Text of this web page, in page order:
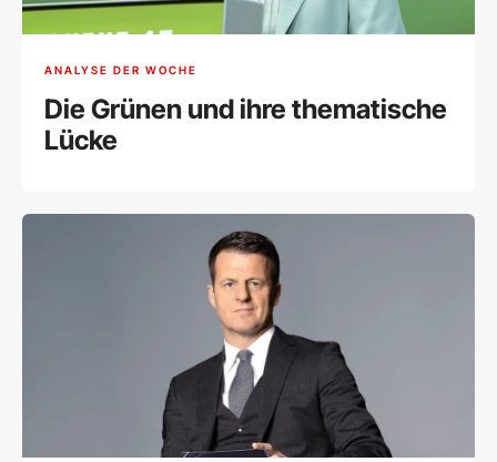
ANALYSE DER WOCHE
Die Grünen und ihre thematische
Lücke